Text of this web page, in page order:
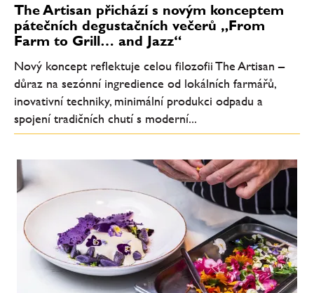
The Artisan přichází s novým konceptem
pátečních degustačních večerů „From
Farm to Grill… and Jazz“
Nový koncept reflektuje celou filozofii The Artisan –
důraz na sezónní ingredience od lokálních farmářů,
inovativní techniky, minimální produkci odpadu a
spojení tradičních chutí s moderní...